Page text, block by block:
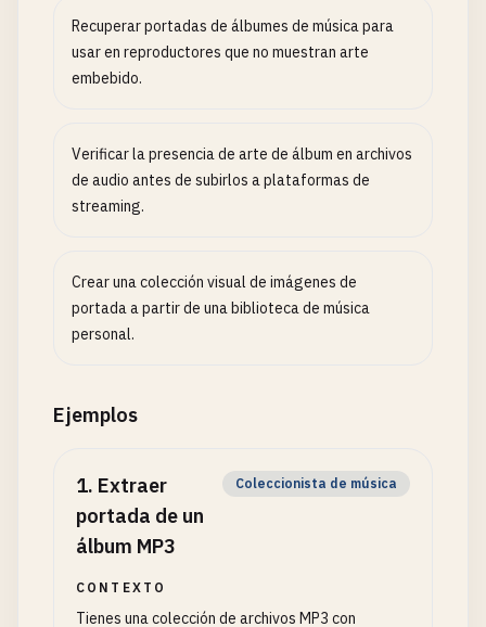
Recuperar portadas de álbumes de música para
usar en reproductores que no muestran arte
embebido.
Verificar la presencia de arte de álbum en archivos
de audio antes de subirlos a plataformas de
streaming.
Crear una colección visual de imágenes de
portada a partir de una biblioteca de música
personal.
Ejemplos
1. Extraer
portada de un
álbum MP3
Coleccionista de música
CONTEXTO
Tienes una colección de archivos MP3 con